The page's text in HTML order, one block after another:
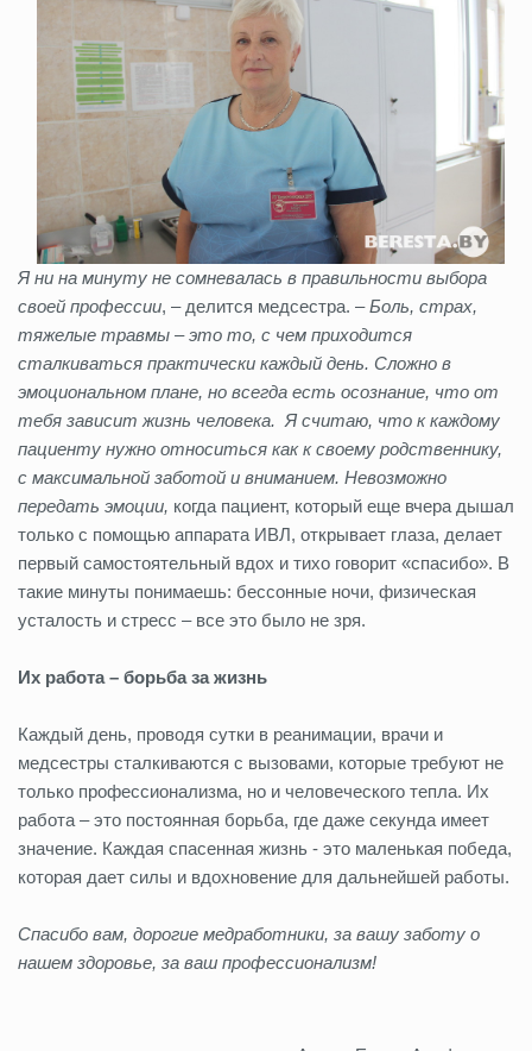
Я ни на минуту не сомневалась в правильности выбора
своей профессии, – делится медсестра. –Боль, страх,
тяжелые травмы – это то, с чем приходится
сталкиваться практически каждый день. Сложно в
эмоциональном плане, но всегда есть осознание, что от
тебя зависит жизнь человека. Я считаю, что к каждому
пациенту нужно относиться как к своему родственнику,
с максимальной заботой и вниманием. Невозможно
передать эмоции, когда пациент, который еще вчера дышал
только с помощью аппарата ИВЛ, открывает глаза, делает
первый самостоятельный вдох и тихо говорит «спасибо». В
такие минуты понимаешь: бессонные ночи, физическая
усталость и стресс – все это было не зря.
Их работа – борьба за жизнь
Каждый день, проводя сутки в реанимации, врачи и
медсестры сталкиваются с вызовами, которые требуют не
только профессионализма, но и человеческого тепла. Их
работа – это постоянная борьба, где даже секунда имеет
значение. Каждая спасенная жизнь - это маленькая победа,
которая дает силы и вдохновение для дальнейшей работы.
Спасибо вам, дорогие медработники, за вашу заботу о
нашем здоровье, за ваш профессионализм!